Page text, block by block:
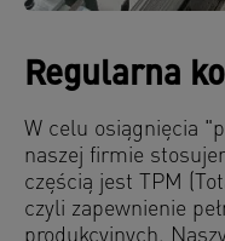
Regularna
W celu osiągnięcia
naszej firmie
częścią jest TPM
czyli zapewnienie
produkcyjnych.